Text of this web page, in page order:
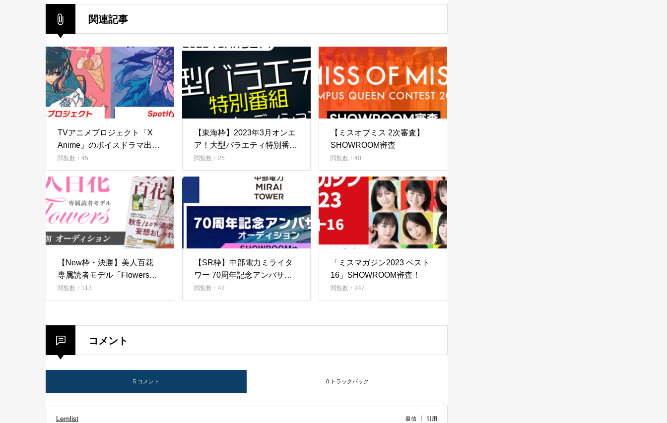
関連記事
TVアニメプロジェクト「X
Anime」のボイスドラマ出演
オーディション
閲覧数：45
【東海枠】2023年3月オンエ
ア！大型バラエティ特別番
組 出演者オーディション
閲覧数：25
【ミスオブミス 2次審査】
SHOWROOM審査
閲覧数：40
【New枠・決勝】美人百花
専属読者モデル「Flowers」
第4期オーディション！
閲覧数：113
【SR枠】中部電力ミライタ
ワー 70周年記念アンバサダ
ーオーディション
閲覧数：42
「ミスマガジン2023 ベスト
16」SHOWROOM審査！
閲覧数：247
コメント
5 コメント 0 トラックバック
Lemlist 返信 引用